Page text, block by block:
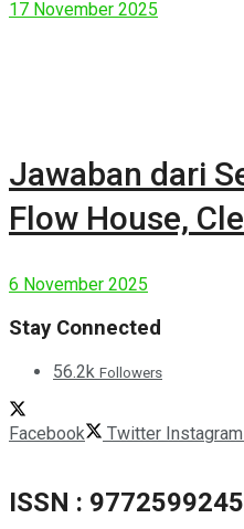
17 November 2025
Jawaban dari
Flow House,
6 November 2025
Stay Connected
56.2k Followers
Facebook Twitter Instagram
ISSN :